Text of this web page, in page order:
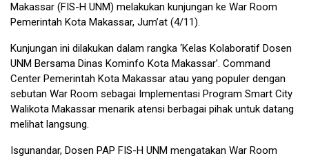
Makassar (FIS-H UNM) melakukan kunjungan ke War Room
Pemerintah Kota Makassar, Jum’at (4/11).
Kunjungan ini dilakukan dalam rangka ‘Kelas Kolaboratif Dosen
UNM Bersama Dinas Kominfo Kota Makassar’. Command
Center Pemerintah Kota Makassar atau yang populer dengan
sebutan War Room sebagai Implementasi Program Smart City
Walikota Makassar menarik atensi berbagai pihak untuk datang
melihat langsung.
Isgunandar, Dosen PAP FIS-H UNM mengatakan War Room